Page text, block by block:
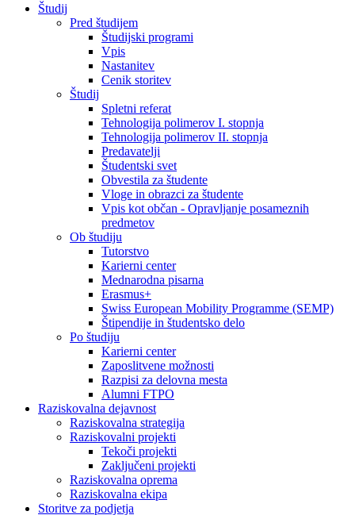
Študij
Pred študijem
Študijski programi
Vpis
Nastanitev
Cenik storitev
Študij
Spletni referat
Tehnologija polimerov I. stopnja
Tehnologija polimerov II. stopnja
Predavatelji
Študentski svet
Obvestila za študente
Vloge in obrazci za študente
Vpis kot občan - Opravljanje posameznih
predmetov
Ob študiju
Tutorstvo
Karierni center
Mednarodna pisarna
Erasmus+
Swiss European Mobility Programme (SEMP)
Štipendije in študentsko delo
Po študiju
Karierni center
Zaposlitvene možnosti
Razpisi za delovna mesta
Alumni FTPO
Raziskovalna dejavnost
Raziskovalna strategija
Raziskovalni projekti
Tekoči projekti
Zaključeni projekti
Raziskovalna oprema
Raziskovalna ekipa
Storitve za podjetja